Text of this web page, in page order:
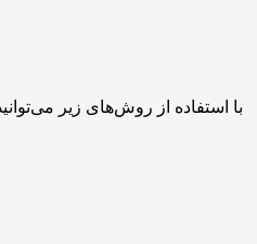
با استفاده از روش‌های زیر